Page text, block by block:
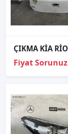
Fiyat Sorunuz